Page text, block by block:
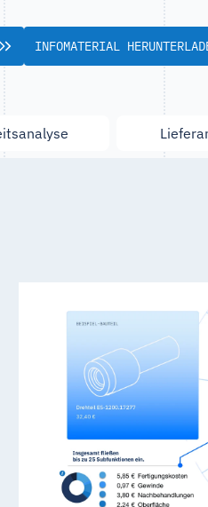
INFOMATERIAL